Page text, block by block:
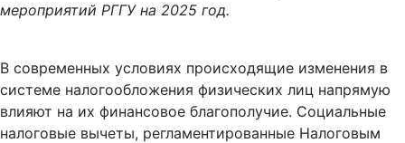
мероприятий РГГУ на 2025 год.
В современных условиях происходящие изменения в
системе налогообложения физических лиц напрямую
влияют на их финансовое благополучие. Социальные
налоговые вычеты, регламентированные Налоговым